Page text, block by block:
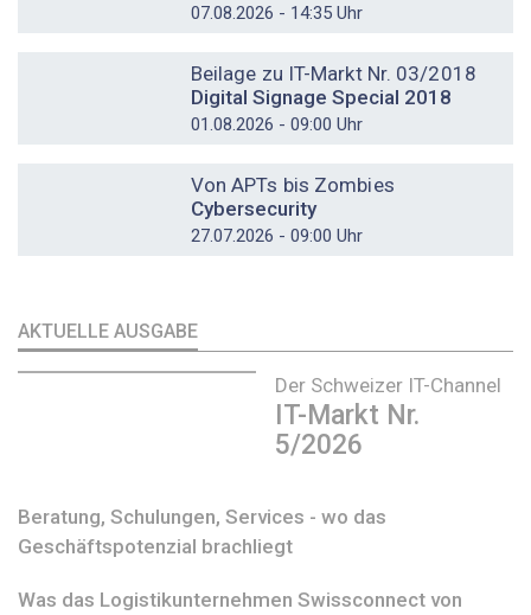
07.08.2026 - 14:35 Uhr
Beilage zu IT-Markt Nr. 03/2018
Digital Signage Special 2018
01.08.2026 - 09:00 Uhr
Von APTs bis Zombies
Cybersecurity
27.07.2026 - 09:00 Uhr
AKTUELLE AUSGABE
Der Schweizer IT-Channel
IT-Markt Nr.
5/2026
Beratung, Schulungen, Services - wo das
Geschäftspotenzial brachliegt
Was das Logistikunternehmen Swissconnect von